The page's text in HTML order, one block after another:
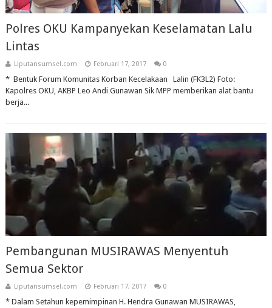
Polres OKU Kampanyekan Keselamatan Lalu
Lintas
Liputansumsel.com Februari 17, 2017 0
* Bentuk Forum Komunitas Korban Kecelakaan Lalin (FK3L2) Foto:
Kapolres OKU, AKBP Leo Andi Gunawan Sik MPP memberikan alat bantu
berja...
Pembangunan MUSIRAWAS Menyentuh
Semua Sektor
Liputansumsel.com Februari 17, 2017 0
* Dalam Setahun kepemimpinan H. Hendra Gunawan MUSIRAWAS,